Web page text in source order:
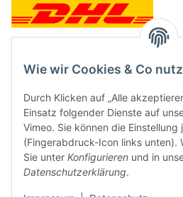
Neben dem Onlineshop haben wir
Frontline Games
Färbereiweg 3A
24358 Hütten
Wie wir Cookies & Co
Durch Klicken auf „Alle
Einsatz folgender Dienste auf
Vimeo. Sie können die
(Fingerabdruck-Icon links unten).
Sie unter Konfigurieren und in
Datenschutzerklärung.